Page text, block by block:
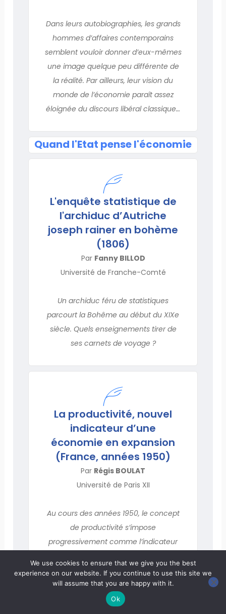
Dans leurs autobiographies, les grands
hommes d’affaires contemporains
semblent vouloir donner d’eux-mêmes
une image quelque peu différente de
la réalité. Par ailleurs, leur vision du
monde de l’économie paraît assez
éloignée du discours libéral classique…
Quand l'Etat pense l'économie
L'enquête statistique de
l'archiduc d’Autriche
joseph rainer en bohème
(1806)
Par Fanny BILLOD
Université de Franche-Comté
Un archiduc féru de statistiques
parcourt la Bohême au début du XIXe
siècle. Quels enseignements tirer de
ses carnets de voyage ?
La productivité, nouvel
indicateur d’une
économie en expansion
(France, années 1950)
Par Régis BOULAT
Université de Paris XII
Au cours des années 1950, le concept
de productivité s’impose
progressivement comme l’indicateur
des technocrates, des patrons et
même des syndicats « libres ».
We use cookies to ensure that we give you the best
experience on our website. If you continue to use this site we
will assume that you are happy with it.
Ok